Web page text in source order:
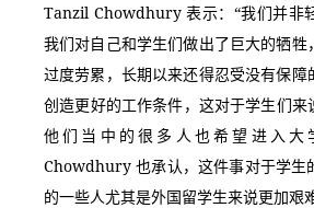
Tanzil Chowdhury 表示：“我们并非
我们对自己和学生们做出了巨大的牺牲
过度劳累，长期以来还得忍受没有保障
创造更好的工作条件，这对于学生们
他们当中的很多人也希望进入大
Chowdhury 也承认，这件事对于学生
的一些人尤其是外国留学生来说更加艰难